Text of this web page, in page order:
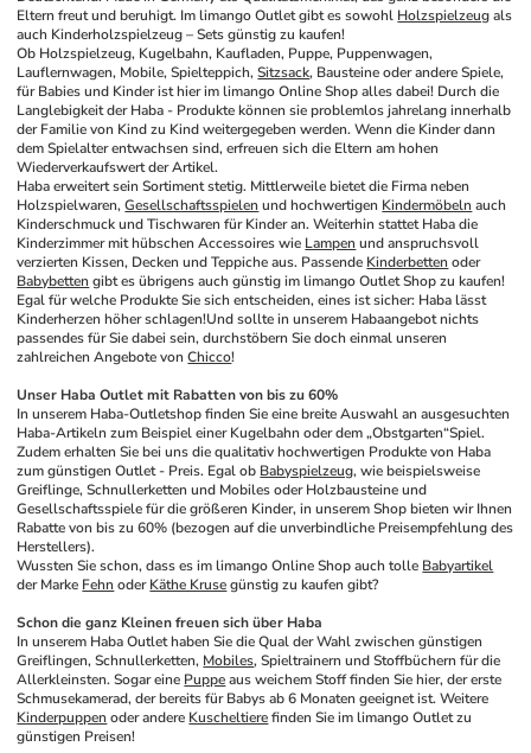
Eltern freut und beruhigt. Im limango Outlet gibt es sowohl Holzspielzeug als
auch Kinderholzspielzeug – Sets günstig zu kaufen!
Ob Holzspielzeug, Kugelbahn, Kaufladen, Puppe, Puppenwagen,
Lauflernwagen, Mobile, Spielteppich, Sitzsack, Bausteine oder andere Spiele,
für Babies und Kinder ist hier im limango Online Shop alles dabei! Durch die
Langlebigkeit der Haba - Produkte können sie problemlos jahrelang innerhalb
der Familie von Kind zu Kind weitergegeben werden. Wenn die Kinder dann
dem Spielalter entwachsen sind, erfreuen sich die Eltern am hohen
Wiederverkaufswert der Artikel.
Haba erweitert sein Sortiment stetig. Mittlerweile bietet die Firma neben
Holzspielwaren, Gesellschaftsspielen und hochwertigen Kindermöbeln auch
Kinderschmuck und Tischwaren für Kinder an. Weiterhin stattet Haba die
Kinderzimmer mit hübschen Accessoires wie Lampen und anspruchsvoll
verzierten Kissen, Decken und Teppiche aus. Passende Kinderbetten
oder
Babybetten gibt es übrigens auch günstig im limango Outlet Shop zu kaufen!
Egal für welche Produkte Sie sich entscheiden, eines ist sicher: Haba lässt
Kinderherzen höher schlagen!Und sollte in unserem Habaangebot nichts
passendes für Sie dabei sein, durchstöbern Sie doch einmal unseren
zahlreichen Angebote von Chicco!
Unser Haba Outlet mit Rabatten von bis zu 60%
In unserem Haba-Outletshop finden Sie eine breite Auswahl an ausgesuchten
Haba-Artikeln zum Beispiel einer Kugelbahn oder dem „Obstgarten“Spiel.
Zudem erhalten Sie bei uns die qualitativ hochwertigen Produkte von Haba
zum günstigen Outlet - Preis. Egal ob Babyspielzeug, wie beispielsweise
Greiflinge, Schnullerketten und Mobiles oder Holzbausteine und
Gesellschaftsspiele für die größeren Kinder, in unserem Shop bieten wir Ihnen
Rabatte von bis zu 60% (bezogen auf die unverbindliche Preisempfehlung des
Herstellers).
Wussten Sie schon, dass es im limango Online Shop auch tolle Babyartikel
der Marke Fehn oder Käthe Kruse günstig zu kaufen gibt?
Schon die ganz Kleinen freuen sich über Haba
In unserem Haba Outlet haben Sie die Qual der Wahl zwischen günstigen
Greiflingen, Schnullerketten, Mobiles, Spieltrainern und Stoffbüchern für die
Allerkleinsten. Sogar eine Puppe aus weichem Stoff finden Sie hier, der erste
Kinderpuppen oder andere Kuscheltiere finden Sie im limango Outlet zu
günstigen Preisen!